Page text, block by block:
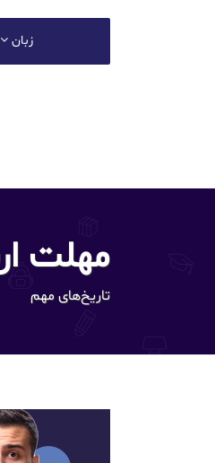
زبان
مهلت
تاریخ‌های مهم